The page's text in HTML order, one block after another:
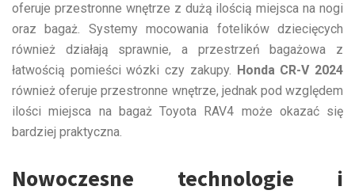
oferuje przestronne wnętrze z dużą ilością miejsca na nogi
oraz bagaż. Systemy mocowania fotelików dziecięcych
również działają sprawnie, a przestrzeń bagażowa z
łatwością pomieści wózki czy zakupy. Honda CR-V 2024
również oferuje przestronne wnętrze, jednak pod względem
ilości miejsca na bagaż Toyota RAV4 może okazać się
bardziej praktyczna.
Nowoczesne technologie i